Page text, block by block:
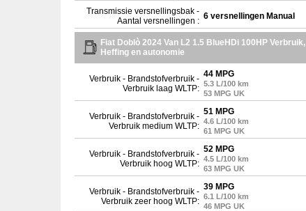
Transmissie versnellingsbak -
Aantal versnellingen : 6 versnellingen Manual
Fiat Doblò 2024 Van L2 1.5 BlueHDi 100HP Verbruik,
Heffing en autonomie
Verbruik - Brandstofverbruik -
Verbruik laag WLTP:
44 MPG
5.3 L/100 km
53 MPG UK
Verbruik - Brandstofverbruik -
Verbruik medium WLTP:
51 MPG
4.6 L/100 km
61 MPG UK
Verbruik - Brandstofverbruik -
Verbruik hoog WLTP:
52 MPG
4.5 L/100 km
63 MPG UK
Verbruik - Brandstofverbruik -
Verbruik zeer hoog WLTP:
39 MPG
6.1 L/100 km
46 MPG UK